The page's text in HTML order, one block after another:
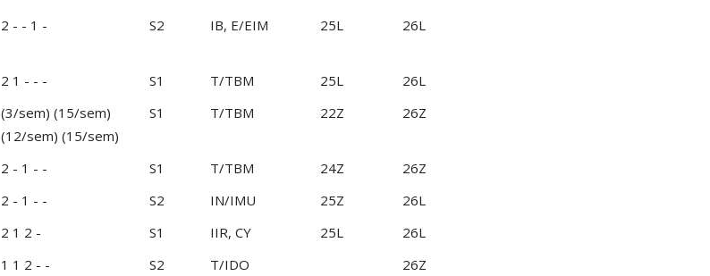
2 - - 1 - S2 IB, E/EIM 25L 26L
2 1 - - - S1 T/TBM 25L
26L
(3/sem) (15/sem)
(12/sem) (15/sem)
S1 T/TBM 22Z 26Z
2 - 1 - - S1 T/TBM 24Z
26Z
2 - 1 - - S2 IN/IMU 25Z
26L
2 1 2 - S1 IIR, CY 25L
26L
1 1 2 - - S2 T/IDO
26Z